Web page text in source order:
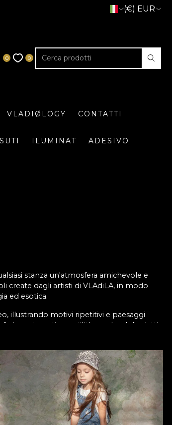
(€) EUR
VLADIØLOGY CONTATTI
ILUMINAT ADESIVO
stanza un'atmosfera amichevole e
create dagli artisti di VLAdiLA, in modo
ed esotica.
illustrando motivi ripetitivi e paesaggi
ai parati versatilità, rendendoli adatti
regni fantastici dove ogni desiderio può
cui i tuoi bambini possono crescere
del quotidiano.
Ecco perché produciamo carte da
i prodotti facili da installare.